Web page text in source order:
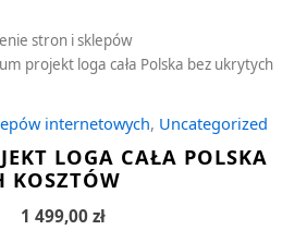
stron i sklepów
projekt loga cała Polska bez ukrytych
internetowych, Uncategorized
LOGA CAŁA POLSKA
KOSZTÓW
1 499,00 zł